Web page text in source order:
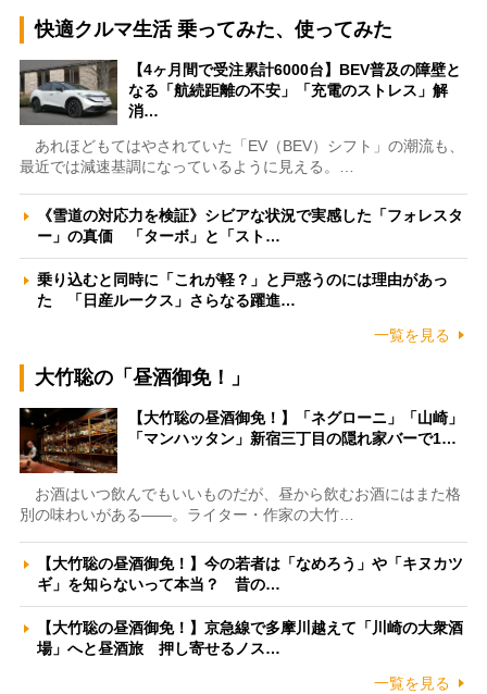
快適クルマ生活 乗ってみた、使ってみた
【4ヶ月間で受注累計6000台】BEV普及の障壁と
なる「航続距離の不安」「充電のストレス」解
消…
あれほどもてはやされていた「EV（BEV）シフト」の潮流も、
最近では減速基調になっているように見える。…
《雪道の対応力を検証》シビアな状況で実感した「フォレスタ
ー」の真価 「ターボ」と「スト…
乗り込むと同時に「これが軽？」と戸惑うのには理由があっ
た 「日産ルークス」さらなる躍進…
一覧を見る
大竹聡の「昼酒御免！」
【大竹聡の昼酒御免！】「ネグローニ」「山崎」
「マンハッタン」新宿三丁目の隠れ家バーで1…
お酒はいつ飲んでもいいものだが、昼から飲むお酒にはまた格
別の味わいがある――。ライター・作家の大竹…
【大竹聡の昼酒御免！】今の若者は「なめろう」や「キヌカツ
ギ」を知らないって本当？ 昔の…
【大竹聡の昼酒御免！】京急線で多摩川越えて「川崎の大衆酒
場」へと昼酒旅 押し寄せるノス…
一覧を見る